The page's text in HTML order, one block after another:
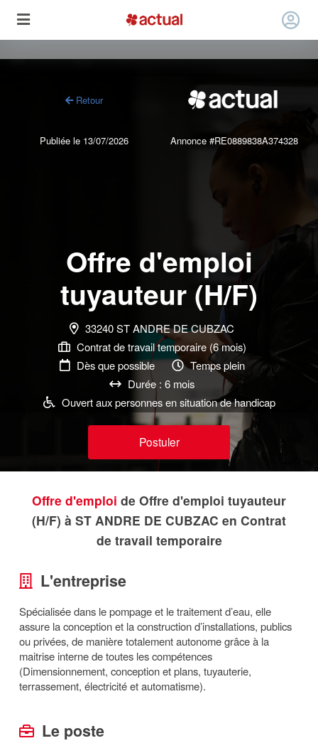
Retour
Publiée le 13/07/2026 Annonce #RE0889838A374328
Offre d'emploi
tuyauteur (H/F)
33240 ST ANDRE DE CUBZAC
Contrat de travail temporaire (6 mois)
Dès que possible
Temps plein
Durée : 6 mois
Ouvert aux personnes en situation de handicap
Postuler
Offre d'emploi de Offre d'emploi tuyauteur
(H/F) à ST ANDRE DE CUBZAC en Contrat
de travail temporaire
L'entreprise
Spécialisée dans le pompage et le traitement d’eau, elle
assure la conception et la construction d’installations, publics
ou privées, de manière totalement autonome grâce à la
maitrise interne de toutes les compétences
(Dimensionnement, conception et plans, tuyauterie,
terrassement, électricité et automatisme).
Le poste